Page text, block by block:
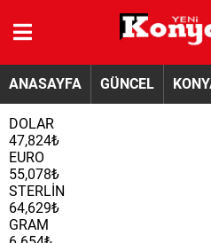
ANASAYFA GÜNCEL
DOLAR
47,824₺
EURO
55,078₺
STERLİN
64,629₺
GRAM